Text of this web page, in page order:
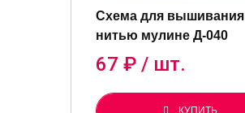
Схема для вышивания
нитью мулине Д-040
67 ₽ / шт.
КУПИТЬ